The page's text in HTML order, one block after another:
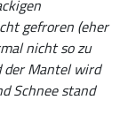
gefroren (eher
nicht so zu
der Mantel wird
Schnee stand